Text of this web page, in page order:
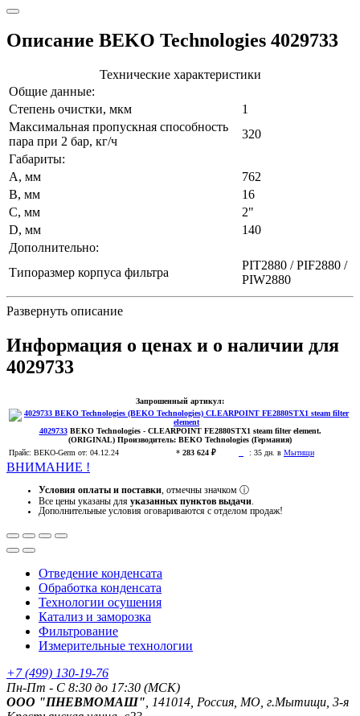
Описание BEKO Technologies 4029733
Технические характеристики
Общие данные:
Степень очистки, мкм
1
Максимальная пропускная способность
пара при 2 бар, кг/ч
320
Габариты:
A, мм
762
B, мм
16
C, мм
2"
D, мм
140
Дополнительно:
Типоразмер корпуса фильтра
PIT2880 / PIF2880 /
PIW2880
Развернуть описание
Информация о ценах и о наличии для
4029733
Запрошенный артикул:
4029733 BEKO Technologies - CLEARPOINT FE2880STX1 steam filter element.
(ORIGINAL) Производитель: BEKO Technologies (Германия)
Прайс: BEKO-Germ от: 04.12.24 * 283 624 ₽ : 35 дн. в Мытищи
ВНИМАНИЕ !
Условия оплаты и поставки , отмечны значком ⓘ
Все цены указаны для указанных пунктов выдачи
Дополнительные условия оговариваются с отделом продаж!
Отведение конденсата
Обработка конденсата
Технологии осушения
Катализ и заморозка
Фильтрование
Измерительные технологии
+7 (499) 130-19-76
Пн-Пт - C 8:30 до 17:30 (МСК)
ООО "ПНЕВМОМАШ" , 141014, Россия, МО, г.Мытищи, 3-я